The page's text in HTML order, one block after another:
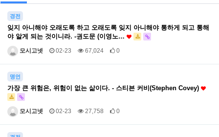
경전
잊지 아니해야 오래도록 하고 오래도록 잊지 아니해야 통하게 되고 통해
야 알게 되는 것이니라. -권도문 (이영노…
모시고넷 02-23 67,024 0
명언
가장 큰 위험은, 위험이 없는 삶이다. - 스티븐 커비(Stephen Covey)
모시고넷 02-23 27,758 0